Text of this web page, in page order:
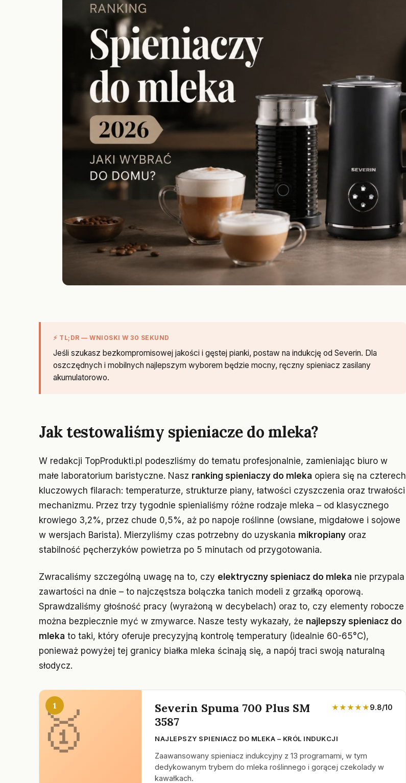
⚡ TL;DR — WNIOSKI W 30 SEKUND
Jeśli szukasz bezkompromisowej jakości i gęstej pianki, postaw na indukcję od Severin. Dla
oszczędnych i mobilnych najlepszym wyborem będzie mocny, ręczny spieniacz zasilany
akumulatorowo.
Jak testowaliśmy spieniacze do mleka?
W redakcji TopProdukti.pl podeszliśmy do tematu profesjonalnie, zamieniając biuro w
małe laboratorium baristyczne. Nasz ranking spieniaczy do mleka opiera się na czterech
kluczowych filarach: temperaturze, strukturze piany, łatwości czyszczenia oraz trwałości
mechanizmu. Przez trzy tygodnie spienialiśmy różne rodzaje mleka – od klasycznego
krowiego 3,2%, przez chude 0,5%, aż po napoje roślinne (owsiane, migdałowe i sojowe
w wersjach Barista). Mierzyliśmy czas potrzebny do uzyskania mikropiany oraz
stabilność pęcherzyków powietrza po 5 minutach od przygotowania.
Zwracaliśmy szczególną uwagę na to, czy elektryczny spieniacz do mleka nie przypala
zawartości na dnie – to najczęstsza bolączka tanich modeli z grzałką oporową.
Sprawdzaliśmy głośność pracy (wyrażoną w decybelach) oraz to, czy elementy robocze
można bezpiecznie myć w zmywarce. Nasze testy wykazały, że najlepszy spieniacz do
mleka to taki, który oferuje precyzyjną kontrolę temperatury (idealnie 60-65°C),
ponieważ powyżej tej granicy białka mleka ścinają się, a napój traci swoją naturalną
słodycz.
1
Severin Spuma 700 Plus SM
3587
★★★★★9.8/10
NAJLEPSZY SPIENIACZ DO MLEKA – KRÓL INDUKCJI
Zaawansowany spieniacz indukcyjny z 13 programami, w tym
dedykowanym trybem do mleka roślinnego i gorącej czekolady w
kawałkach.